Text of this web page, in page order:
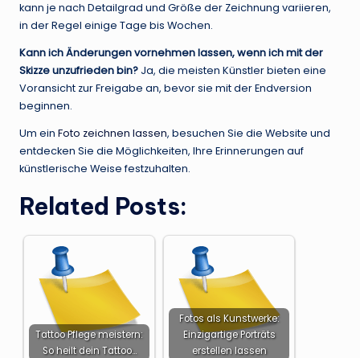
kann je nach Detailgrad und Größe der Zeichnung variieren,
in der Regel einige Tage bis Wochen.
Kann ich Änderungen vornehmen lassen, wenn ich mit der
Skizze unzufrieden bin? Ja, die meisten Künstler bieten eine
Voransicht zur Freigabe an, bevor sie mit der Endversion
beginnen.
Um ein Foto zeichnen lassen, besuchen Sie die Website und
entdecken Sie die Möglichkeiten, Ihre Erinnerungen auf
künstlerische Weise festzuhalten.
Related Posts:
Tattoo Pflege meistern:
So heilt dein Tattoo…
Fotos als Kunstwerke:
Einzigartige Porträts
erstellen lassen